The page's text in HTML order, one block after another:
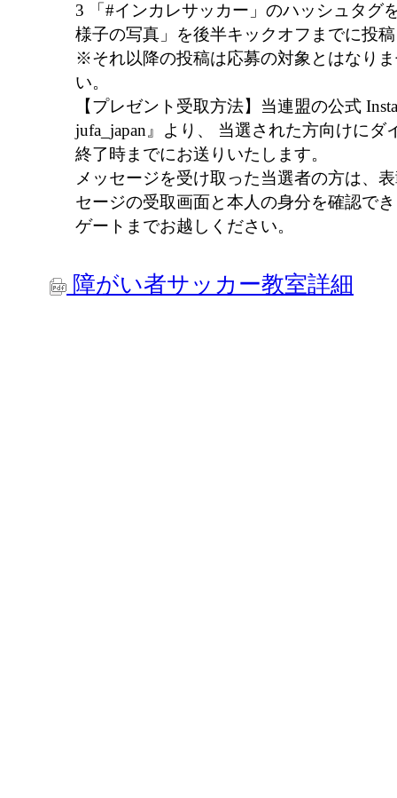
3 「#インカレサッカー」のハッシュタグ
様子の写真」を後半キックオフまでに投
※それ以降の投稿は応募の対象とはなり
い。
【プレゼント受取方法】当連盟の公式
jufa_japan』より、 当選された方向けにダ
終了時までにお送りいたします。
メッセージを受け取った当選者の方は、
セージの受取画面と本人の身分を確認で
ゲートまでお越しください。
障がい者サッカー教室詳細